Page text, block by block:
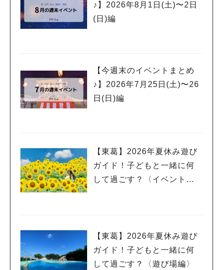
♪】2026年8月1日(土)〜2日
(日)編
【今週末のイベントまとめ
♪】2026年7月25日(土)〜26
日(日)編
【東葛】2026年夏休み遊び
ガイド！子どもと一緒に何
して過ごす？〈イベント
【東葛】2026年夏休み遊び
ガイド！子どもと一緒に何
して過ごす？〈遊び場編〉